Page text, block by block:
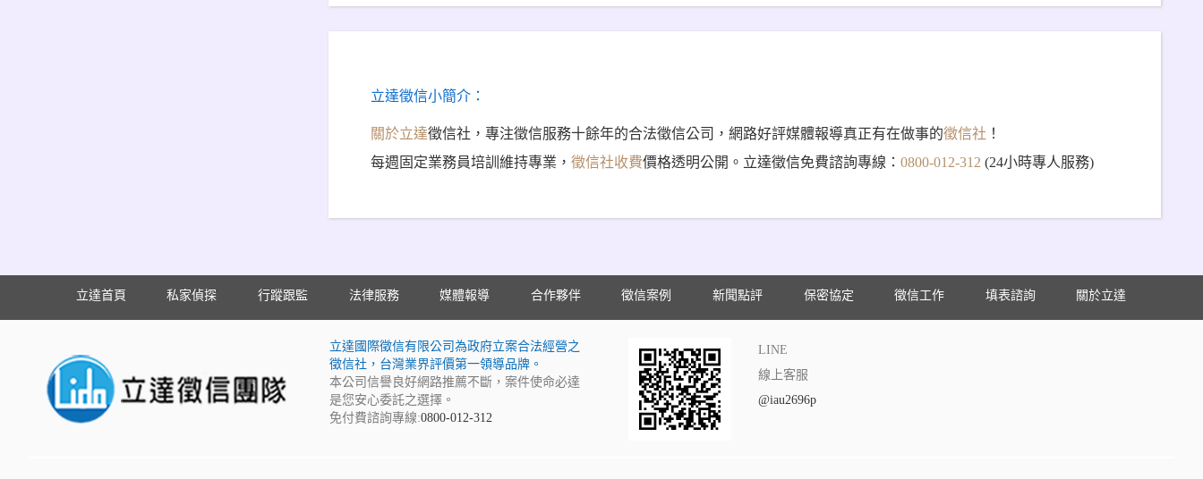
立達徵信小簡介：
關於立達徵信社，專注徵信服務十餘年的合法徵信公司，網路好評媒體報導真正有在做事的徵信社 ！
每週固定業務員培訓維持專業， 徵信社收費價格透明公開。立達徵信免費諮詢專線： 0800-012-312 (24小時專人服務)
立達首頁 私家偵探 行蹤跟監 法律服務 媒體報導 合作夥伴 徵信案例 新聞點評 保密協定 徵信工作 填表諮詢 關於立達
立達國際徵信有限公司為政府立案合法經營之
徵信社，台灣業界評價第一領導品牌。
本公司信譽良好網路推薦不斷，案件使命必達
是您安心委託之選擇。
免付費諮詢專線:0800-012-312
LINE
線上客服
@iau2696p